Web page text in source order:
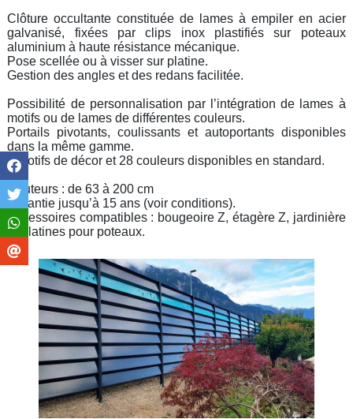
Clôture occultante constituée de lames à empiler en acier
galvanisé, fixées par clips inox plastifiés sur poteaux
aluminium à haute résistance mécanique.
Pose scellée ou à visser sur platine.
Gestion des angles et des redans facilitée.
Possibilité de personnalisation par l’intégration de lames à
motifs ou de lames de différentes couleurs.
Portails pivotants, coulissants et autoportants disponibles
dans la même gamme.
6 motifs de décor et 28 couleurs disponibles en standard.
Hauteurs : de 63 à 200 cm
Garantie jusqu’à 15 ans (voir conditions).
Accessoires compatibles : bougeoire Z, étagère Z, jardinière
Z, platines pour poteaux.